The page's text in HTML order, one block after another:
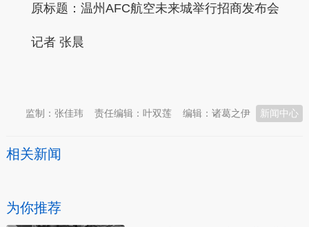
原标题：温州AFC航空未来城举行招商发布会
记者 张晨
新闻中心
编辑：诸葛之伊
责任编辑：叶双莲
监制：张佳玮
相关新闻
为你推荐